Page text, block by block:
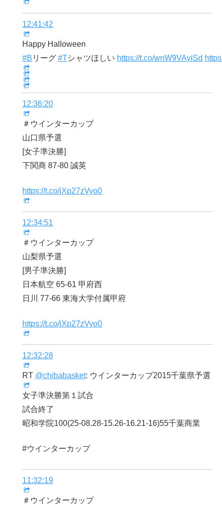
12:41:42
Happy Halloween
#B リーグ#Tシャツほしい https://t.co/wnW9VAyiSd
12:36:20
＃ウインターカップ
山口県予選
[女子準決勝]
下関商 87-80 誠英
https://t.co/jXp27zVyo0
12:34:51
＃ウインターカップ
山梨県予選
[男子準決勝]
日本航空 65-61 甲府西
日川 77-66 東海大学付属甲府
https://t.co/jXp27zVyo0
12:32:28
RT @chibabasket: ウインターカップ2015千葉県予選
女子準決勝第１試合
試合終了
昭和学院100(25-08.28-15.26-16.21-16)55千葉商業
#ウインターカップ
11:32:19
＃ウインターカップ